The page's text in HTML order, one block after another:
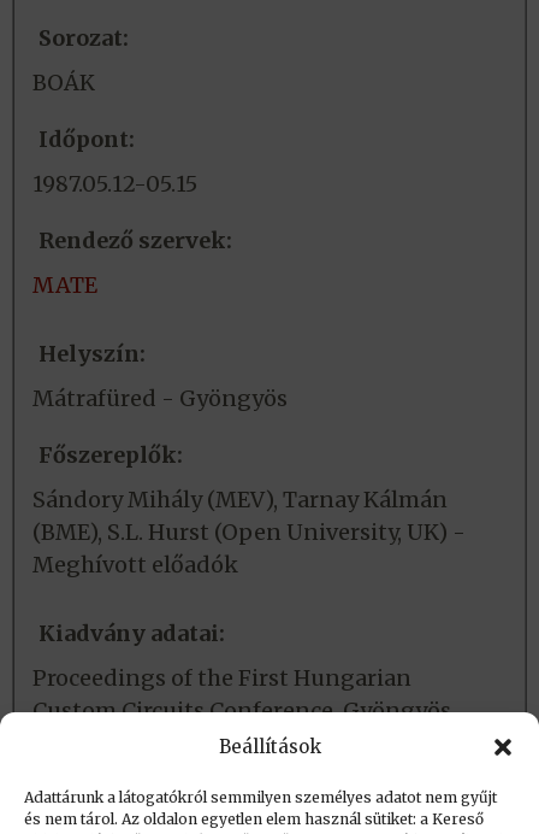
Beállítások
Adattárunk a látogatókról semmilyen személyes adatot nem gyűjt
és nem tárol. Az oldalon egyetlen elem használ sütiket: a Kereső
Sorozat:
BOÁK
Időpont:
1987.05.12-05.15
Rendező szervek:
MATE
Helyszín:
Mátrafüred - Gyöngyös
Főszereplők:
Sándory Mihály (MEV), Tarnay Kálmán
(BME), S.L. Hurst (Open University, UK) -
Meghívott előadók
Kiadvány adatai:
Proceedings of the First Hungarian
Custom Circuits Conference. Gyöngyös,
1987. V. 12-15. 316 old.
Létrehozva (post_date): 2015.10.13. 17:29